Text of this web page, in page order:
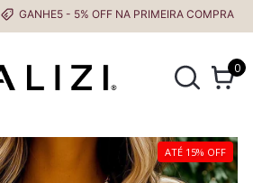
GANHE5 - 5% OFF NA PRIMEIRA COMPRA
0
ATÉ 15% OFF